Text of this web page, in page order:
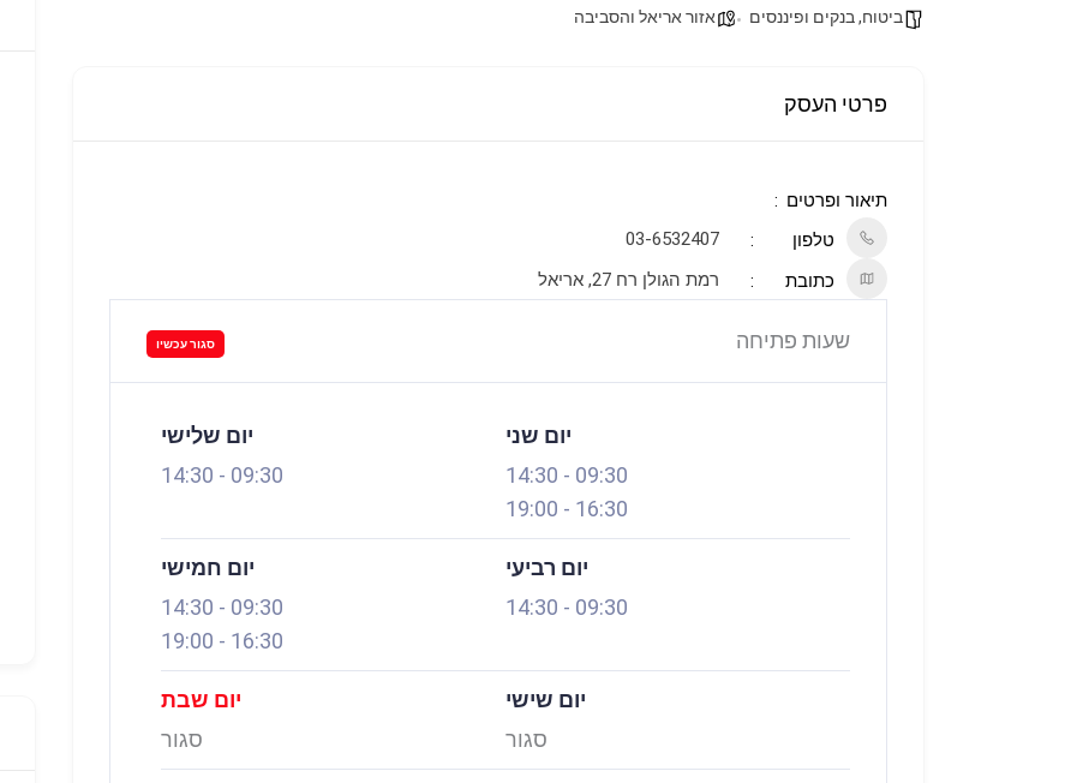
ביטוח, בנקים ופיננסים אזור אריאל והסביבה
פרטי העסק
תיאור ופרטים
טלפון
03-6532407
כתובת
רמת הגולן‎ רח 27, אריאל
שעות פתיחה סגור עכשיו
יום שני
09:30
-
14:30
16:30
-
19:00
יום שלישי
09:30
-
14:30
יום רביעי
09:30
-
14:30
יום חמישי
09:30
-
14:30
16:30
-
19:00
יום שישי
סגור
יום שבת
סגור